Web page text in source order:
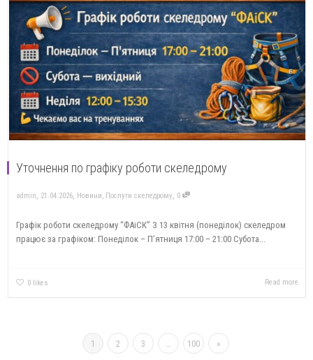
Уточнення по графіку роботи скеледрому
admin, 21.04.2026, Новини, Послуги скеледрому, 0
Графік роботи скеледрому “ФАіСК” З 13 квітня (понеділок) скеледром
працює за графіком: Понеділок – П’ятниця 17:00 – 21:00 Субота...
0 likes Read more
1 2 3 … 100 »